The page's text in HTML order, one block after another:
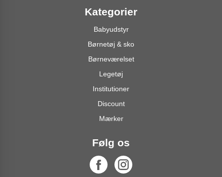
Kategorier
Babyudstyr
Børnetøj & sko
Børneværelset
Legetøj
Institutioner
Discount
Mærker
Følg os